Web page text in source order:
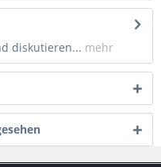
diskutieren... mehr